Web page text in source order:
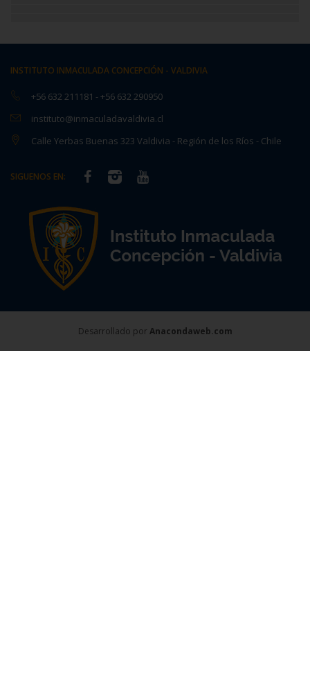
INSTITUTO INMACULADA CONCEPCIÓN - VALDIVIA
+56 632 211181 -+56 632 290950
instituto@inmaculadavaldivia.cl
Calle Yerbas Buenas 323 Valdivia - Región de los Ríos - Chile
SIGUENOS EN:
Desarrollado por Anacondaweb.com